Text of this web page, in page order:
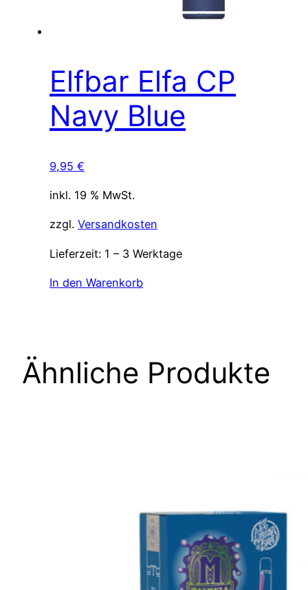
Elfbar Elfa CP
Navy Blue
9,95 €
inkl. 19 % MwSt.
zzgl. Versandkosten
Lieferzeit: 1 – 3 Werktage
In den Warenkorb
Ähnliche Produkte